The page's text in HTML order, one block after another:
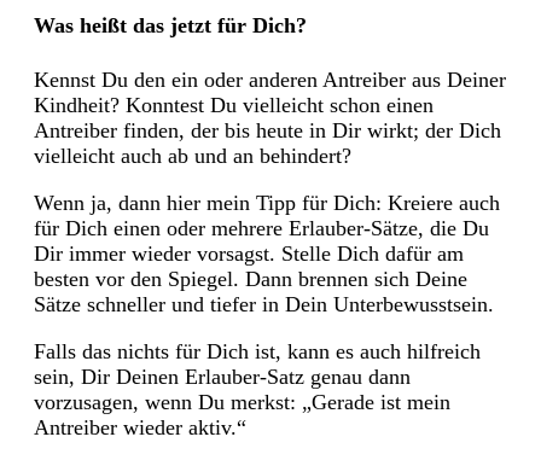
Was heißt das jetzt für Dich?
Kennst Du den ein oder anderen Antreiber aus Deiner
Kindheit? Konntest Du vielleicht schon einen
Antreiber finden, der bis heute in Dir wirkt; der Dich
vielleicht auch ab und an behindert?
Wenn ja, dann hier mein Tipp für Dich: Kreiere auch
für Dich einen oder mehrere Erlauber-Sätze, die Du
Dir immer wieder vorsagst. Stelle Dich dafür am
besten vor den Spiegel. Dann brennen sich Deine
Sätze schneller und tiefer in Dein Unterbewusstsein.
Falls das nichts für Dich ist, kann es auch hilfreich
sein, Dir Deinen Erlauber-Satz genau dann
vorzusagen, wenn Du merkst: „Gerade ist mein
Antreiber wieder aktiv.“